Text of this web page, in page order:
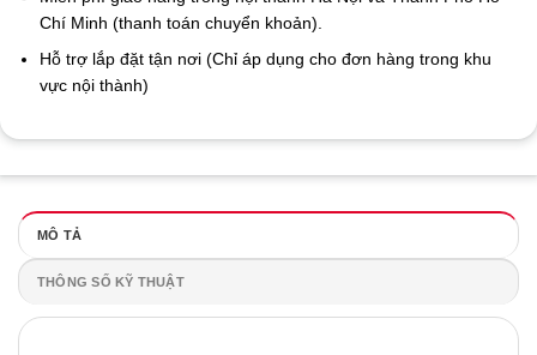
Chí Minh (thanh toán chuyển khoản).
Hỗ trợ lắp đặt tận nơi (Chỉ áp dụng cho đơn hàng trong khu
vực nội thành)
MÔ TẢ
THÔNG SỐ KỸ THUẬT